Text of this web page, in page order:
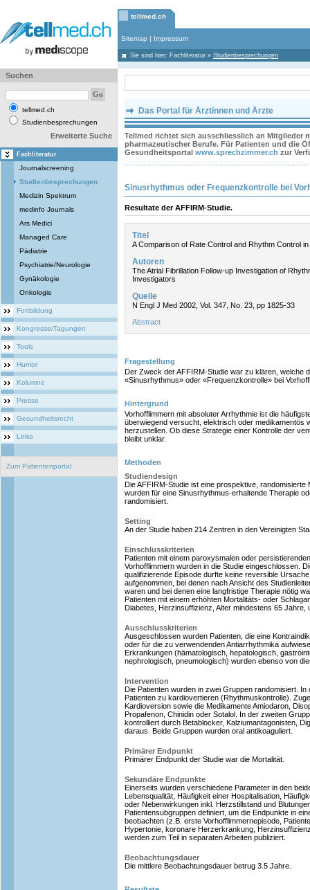
tellmed.ch
Sitemap | Impressum
Sie sind hier: Fachliteratur » Studienbesprechungen
Suchen
tellmed.ch
Studienbesprechungen
Erweiterte Suche
Fachliteratur
Journalscreening
Studienbesprechungen
Medizin Spektrum
medinfo Journals
Ars Medici
Managed Care
Pädiatrie
Psychiatrie/Neurologie
Gynäkologie
Onkologie
Fortbildung
Kongresse/Tagungen
Tools
Humor
Kolumne
Presse
Gesundheitsrecht
Links
Zum Patientenportal
Das Portal für Ärztinnen und Ärzte
Tellmed richtet sich ausschliesslich an Mitglieder
pharmazeutischer Berufe. Für Patienten und die
Gesundheitsportal www.sprechzimmer.ch zur
Sinusrhythmus oder Frequenzkontrolle bei
Resultate der AFFIRM-Studie.
Titel
A Comparison of Rate Control and Rhythm Control
Autoren
The Atrial Fibrillation Follow-up Investigation of
Investigators
Quelle
N Engl J Med 2002, Vol. 347, No. 23, pp 1825-33
Abstract
Fragestellung
Der Zweck der AFFIRM-Studie war zu klären, welche
«Sinusrhythmus» oder «Frequenzkontrolle» bei
Hintergrund
Vorhofflimmern mit absoluter Arrhythmie ist die
überwiegend versucht, elektrisch oder medikamentös
herzustellen. Ob diese Strategie einer Kontrolle der
bleibt unklar.
Methoden
Studiendesign
Die AFFIRM-Studie ist eine prospektive, randomisierte
wurden für eine Sinusrhythmus-erhaltende Therapie
randomisiert.
Setting
An der Studie haben 214 Zentren in den Vereinigten
Einschlusskriterien
Patienten mit einem paroxysmalen oder
Vorhofflimmern wurden in die Studie eingeschlossen.
qualifizierende Episode durfte keine reversible
aufgenommen, bei denen nach Ansicht des
waren und bei denen eine langfristige Therapie nötig
Patienten mit einem erhöhten Mortalitäts- oder
Diabetes, Herzinsuffizienz, Alter mindestens 65 Jahre,
Ausschlusskriterien
Ausgeschlossen wurden Patienten, die eine
oder für die zu verwendenden Antiarrhythmika
Erkrankungen (hämatologisch, hepatologisch,
nephrologisch, pneumologisch) wurden ebenso von
Intervention
Die Patienten wurden in zwei Gruppen randomisiert.
Patienten zu kardiovertieren (Rhythmuskontrolle).
Kardioversion sowie die Medikamente Amiodaron,
Propafenon, Chinidin oder Sotalol. In der zweiten
kontrolliert durch Betablocker, Kalziumantagonisten,
daraus. Beide Gruppen wurden oral antikoaguliert.
Primärer Endpunkt
Primärer Endpunkt der Studie war die Mortalität.
Sekundäre Endpunkte
Einerseits wurden verschiedene Parameter in den
Lebensqualität, Häufigkeit einer Hospitalisation,
oder Nebenwirkungen inkl. Herzstillstand und
Patientensubgruppen definiert, um die Endpunkte in
beobachten (z.B. erste Vorhofflimmernepisode,
Hypertonie, koronare Herzerkrankung,
werden zum Teil in separaten Arbeiten publiziert.
Beobachtungsdauer
Die mittlere Beobachtungsdauer betrug 3.5 Jahre.